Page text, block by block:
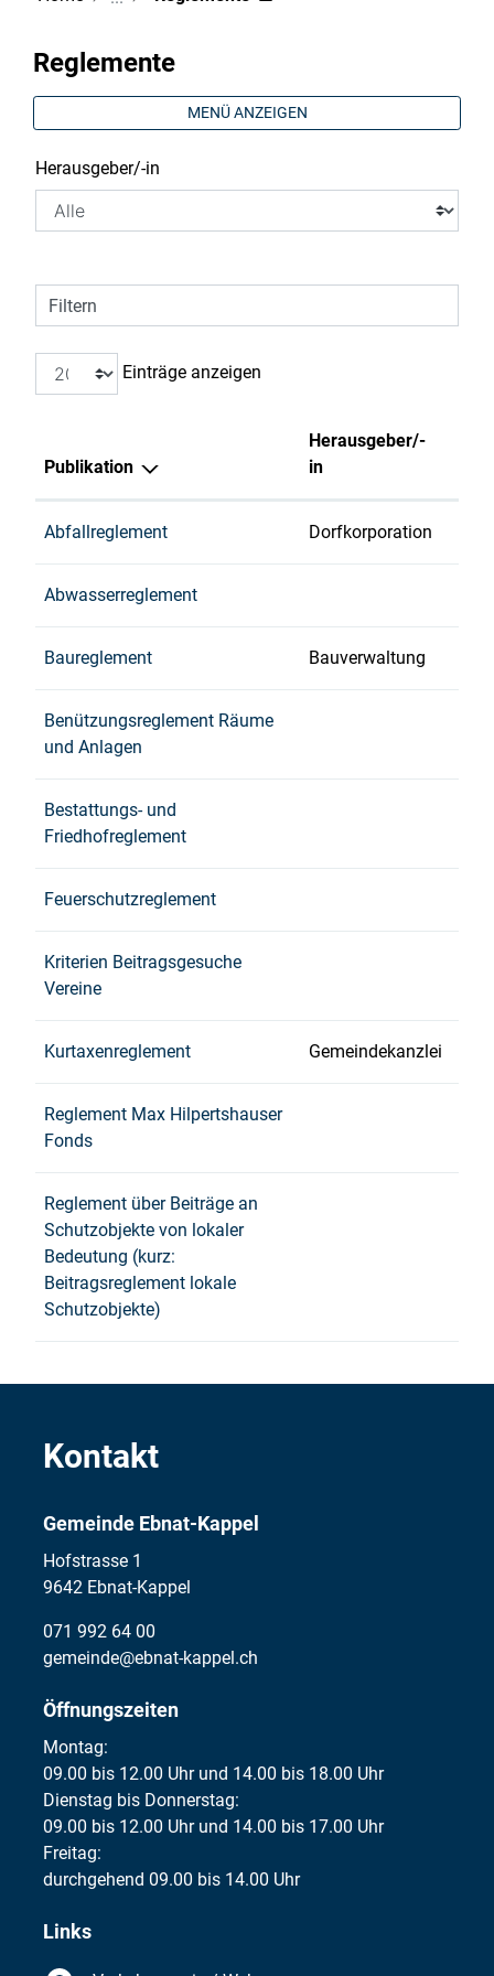
Reglemente
MENÜ ANZEIGEN
Herausgeber/-in
Filtern
Einträge anzeigen
Publikation
Herausgeber/-
in
Abfallreglement Dorfkorporation
Abwasserreglement
Baureglement Bauverwaltung
Benützungsreglement Räume
und Anlagen
Bestattungs- und
Friedhofreglement
Feuerschutzreglement
Kriterien Beitragsgesuche
Vereine
Kurtaxenreglement Gemeindekanzlei
Reglement Max Hilpertshauser
Fonds
Reglement über Beiträge an
Schutzobjekte von lokaler
Bedeutung (kurz:
Beitragsreglement lokale
Schutzobjekte)
Kontakt
Gemeinde Ebnat-Kappel
Hofstrasse 1
9642 Ebnat-Kappel
071 992 64 00
gemeinde@ebnat-kappel.ch
Öffnungszeiten
Montag:
09.00 bis 12.00 Uhr und 14.00 bis 18.00 Uhr
Dienstag bis Donnerstag:
09.00 bis 12.00 Uhr und 14.00 bis 17.00 Uhr
Freitag:
durchgehend 09.00 bis 14.00 Uhr
Links